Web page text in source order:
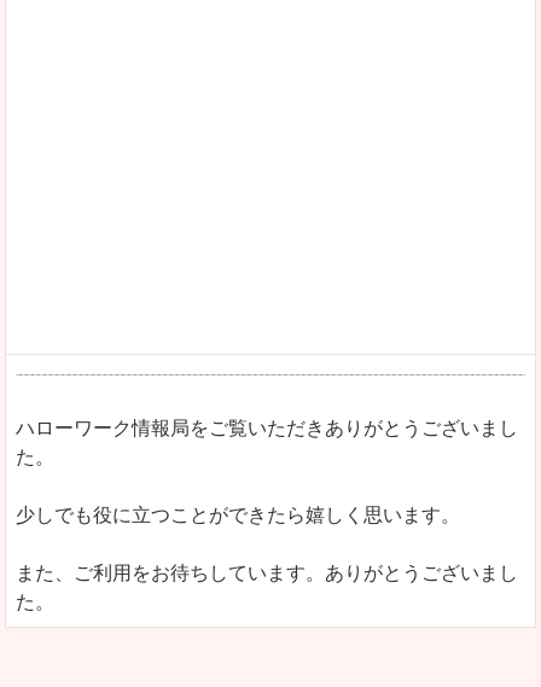
ハローワーク情報局をご覧いただきありがとうございまし
た。
少しでも役に立つことができたら嬉しく思います。
また、ご利用をお待ちしています。ありがとうございまし
た。